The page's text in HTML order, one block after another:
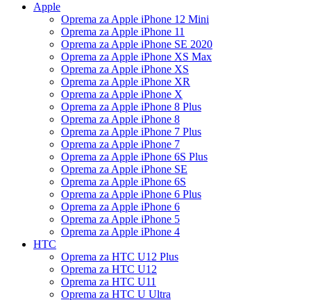
Apple
Oprema za Apple iPhone 12 Mini
Oprema za Apple iPhone 11
Oprema za Apple iPhone SE 2020
Oprema za Apple iPhone XS Max
Oprema za Apple iPhone XS
Oprema za Apple iPhone XR
Oprema za Apple iPhone X
Oprema za Apple iPhone 8 Plus
Oprema za Apple iPhone 8
Oprema za Apple iPhone 7 Plus
Oprema za Apple iPhone 7
Oprema za Apple iPhone 6S Plus
Oprema za Apple iPhone SE
Oprema za Apple iPhone 6S
Oprema za Apple iPhone 6 Plus
Oprema za Apple iPhone 6
Oprema za Apple iPhone 5
Oprema za Apple iPhone 4
HTC
Oprema za HTC U12 Plus
Oprema za HTC U12
Oprema za HTC U11
Oprema za HTC U Ultra